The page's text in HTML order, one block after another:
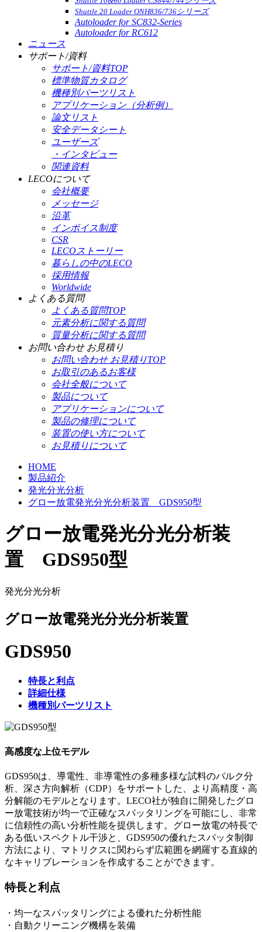
Shuttle 20 Loader ONH836/736シリーズ
Autoloader for SC832-Series
Autoloader for RC612
ニュース
サポート/資料
サポート/資料TOP
標準物質カタログ
機種別パーツリスト
アプリケーション（分析例）
論文リスト
安全データシート
ユーザーズ
・インタビュー
関連資料
LECOについて
会社概要
メッセージ
沿革
インボイス制度
CSR
LECOストーリー
暮らしの中のLECO
採用情報
Worldwide
よくある質問
よくある質問TOP
元素分析に関する質問
質量分析に関する質問
お問い合わせ お見積り
お問い合わせ お見積りTOP
お取引のあるお客様
会社全般について
製品について
アプリケーションについて
製品の修理について
装置の使い方について
お見積りについて
HOME
製品紹介
発光分光分析
グロー放電発光分光分析装置 GDS950型
グロー放電発光分光分析装
置 GDS950型
発光分光分析
グロー放電発光分光分析装置
GDS950
特長と利点
詳細仕様
機種別パーツリスト
高感度な上位モデル
GDS950は、導電性、非導電性の多種多様な試料のバルク分
析、深さ方向解析（CDP）をサポートした、より高精度・高
分解能のモデルとなります。LECO社が独自に開発したグロ
ー放電技術が均一で正確なスパッタリングを可能にし、非常
に信頼性の高い分析性能を提供します。グロー放電の特長で
ある低いスペクトル干渉と、GDS950の優れたスパッタ制御
方法により、マトリクスに関わらず広範囲を網羅する直線的
なキャリブレーションを作成することができます。
特長と利点
・均一なスパッタリングによる優れた分析性能
・自動クリーニング機構を装備